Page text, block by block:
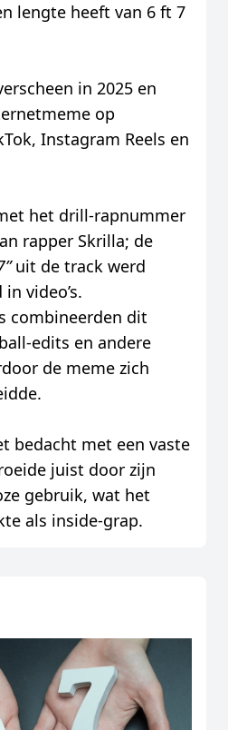
lengte heeft van 6 ft 7
in 2025 en
op
Instagram Reels en
het drill-rapnummer
rapper Skrilla; de
uit de track werd
video’s.
combineerden dit
edits en andere
de meme zich
bedacht met een vaste
juist door zijn
gebruik, wat het
als inside-grap.